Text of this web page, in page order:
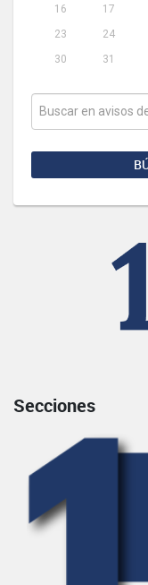
16
17
23
24
30
31
Secciones